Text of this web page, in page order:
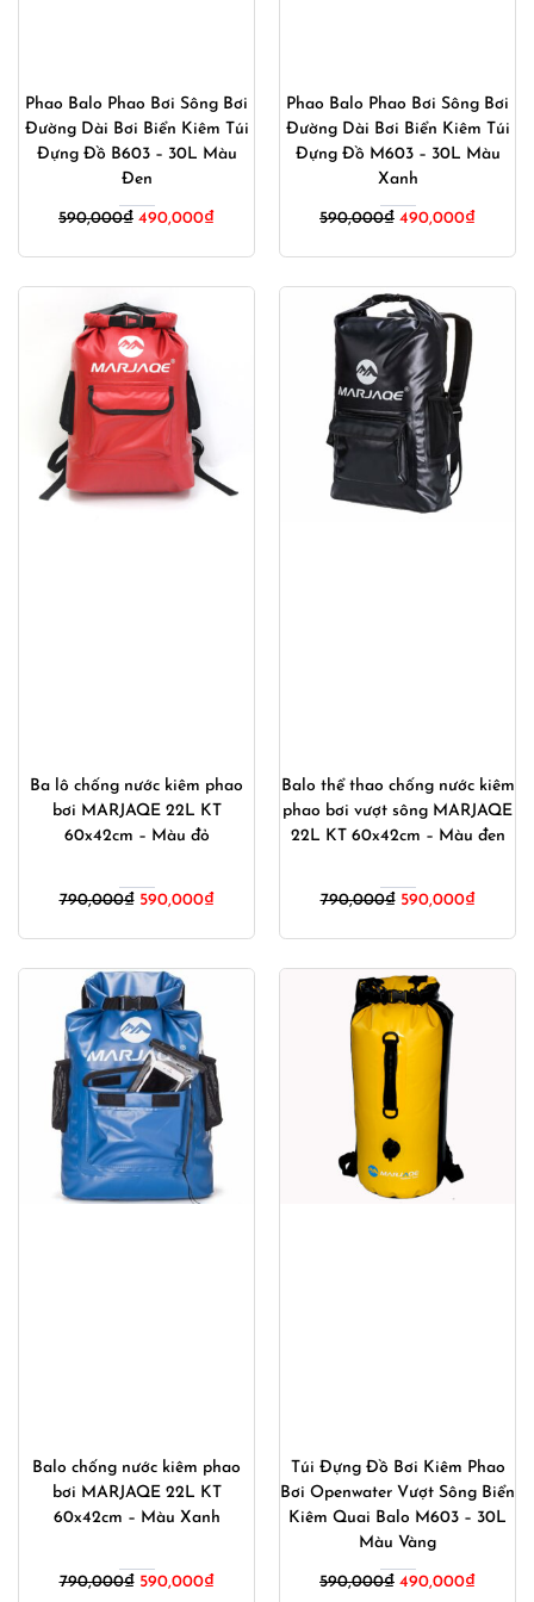
Phao Balo Phao Bơi Sông Bơi
Đường Dài Bơi Biển Kiêm Túi
Đựng Đồ B603 – 30L Màu
Đen
590,000₫ Giá
590,000₫.
490,000₫Giá
là:
Phao Balo Phao Bơi Sông Bơi
Đường Dài Bơi Biển Kiêm Túi
Đựng Đồ M603 – 30L Màu
Xanh
590,000₫ Giá
590,000₫.
490,000₫Giá
là:
Ba lô chống nước kiêm phao
bơi MARJAQE 22L KT
60x42cm – Màu đỏ
790,000₫ Giá
790,000₫.
590,000₫Giá
là:
Balo thể thao chống nước kiêm
phao bơi vượt sông MARJAQE
22L KT 60x42cm – Màu đen
790,000₫ Giá
790,000₫.
590,000₫Giá
là:
Balo chống nước kiêm phao
bơi MARJAQE 22L KT
60x42cm – Màu Xanh
790,000₫ Giá
590,000₫Giá
Túi Đựng Đồ Bơi Kiêm Phao
Bơi Openwater Vượt Sông Biển
Kiêm Quai Balo M603 – 30L
Màu Vàng
590,000₫ Giá
490,000₫Giá